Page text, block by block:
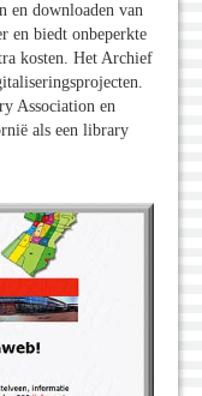
en downloaden van
en biedt onbeperkte
kosten. Het Archief
Association en
als een library